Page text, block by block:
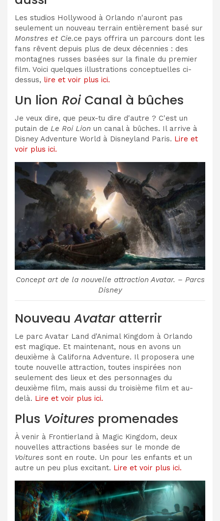
Les studios Hollywood à Orlando n'auront pas
seulement un nouveau terrain entièrement basé sur
Monstres et Cie.ce pays offrira un parcours dont les
fans rêvent depuis plus de deux décennies : des
montagnes russes basées sur la finale du premier
film. Voici quelques illustrations conceptuelles ci-
dessus, lire et voir plus ici.
Un lion Roi Canal à bûches
Je veux dire, que peux-tu dire d'autre ? C'est un
putain de Le Roi Lion un canal à bûches. Il arrive à
Disney Adventure World à Disneyland Paris. Lire et
voir plus ici.
Concept art de la nouvelle attraction Avatar. – Parcs
Disney
NouveauAvatar atterrir
Le parc Avatar Land d'Animal Kingdom à Orlando
est magique. Et maintenant, nous en avons un
deuxième à Californa Adventure. Il proposera une
toute nouvelle attraction, toutes inspirées non
seulement des lieux et des personnages du
deuxième film, mais aussi du troisième film et au-
delà. Lire et voir plus ici.
Plus Voitures promenades
À venir à Frontierland à Magic Kingdom, deux
nouvelles attractions basées sur le monde de
Voitures sont en route. Un pour les enfants et un
autre un peu plus excitant. Lire et voir plus ici.